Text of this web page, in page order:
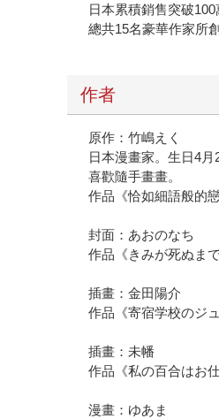
日本累積銷售突破
總共15名豪華作家所
作者
原作：竹嶋えく
日本漫畫家。生日4月
喜歡隨手畫畫。
作品《恰如細語般的
封面：あおのなち
作品《きみが死ぬま
插畫：金田陽介
作品《寄宿学校のジ
插畫：未幡
作品《私の百合はお
漫畫：ゆあま